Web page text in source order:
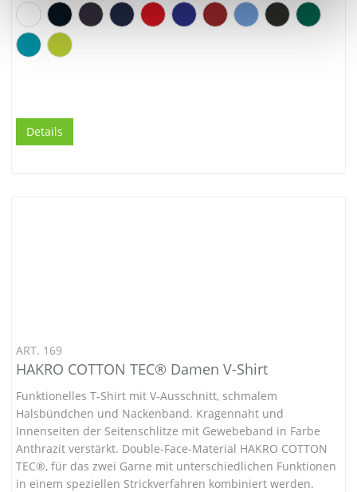
Details
ART. 169
HAKRO COTTON TEC® Damen V-Shirt
Funktionelles T-Shirt mit V-Ausschnitt, schmalem
Halsbündchen und Nackenband. Kragennaht und
Innenseiten der Seitenschlitze mit Gewebeband in Farbe
Anthrazit verstärkt. Double-Face-Material HAKRO COTTON
TEC®, für das zwei Garne mit unterschiedlichen Funktionen
in einem speziellen Strickverfahren kombiniert werden.